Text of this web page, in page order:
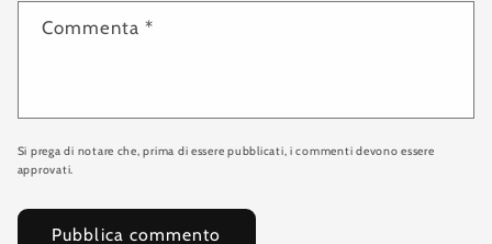
Commenta*
Si prega di notare che, prima di essere pubblicati, i commenti devono essere
approvati.